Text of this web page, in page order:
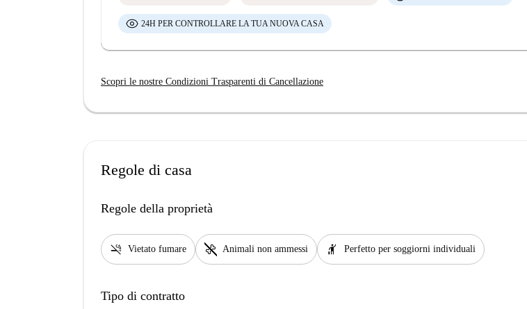
24H PER CONTROLLARE LA TUA NUOVA CASA
Scopri le nostre Condizioni Trasparenti di Cancellazione
Regole di casa
Regole della proprietà
smoke_free Vietato fumare pet_supplies Animali non ammessi hail Perfetto per soggiorni individuali
Tipo di contratto